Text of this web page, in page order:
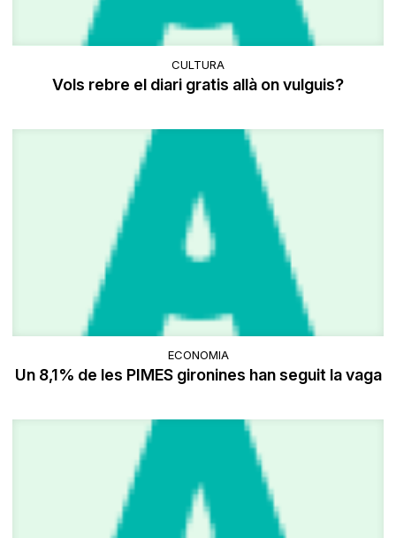
CULTURA
Vols rebre el diari gratis allà on vulguis?
ECONOMIA
Un 8,1% de les PIMES gironines han seguit la vaga